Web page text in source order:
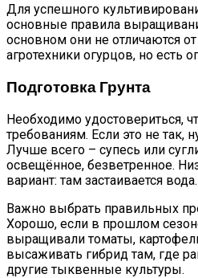
Для успешного
основные правила
основном они не отличаются
агротехники огурцов, но есть
Подготовка Грунта
Необходимо удостовериться,
требованиям. Если это не так,
Лучше всего – супесь или
освещённое, безветренное.
вариант: там застаивается вода.
Важно выбрать правильных
Хорошо, если в прошлом
выращивали томаты,
высаживать гибрид там, где
другие тыквенные культуры.